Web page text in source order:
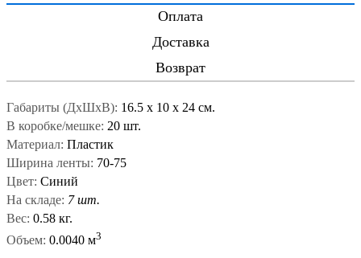
Оплата
Доставка
Возврат
Габариты (ДxШxВ): 16.5 x 10 x 24 см.
В коробке/мешке: 20 шт.
Материал: Пластик
Ширина ленты: 70-75
Цвет: Синий
На складе: 7 шт.
Вес: 0.58 кг.
Объем: 0.0040 м3